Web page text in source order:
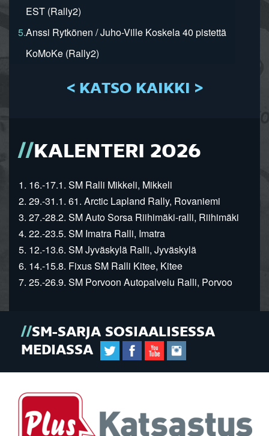
EST (Rally2)
5.Anssi Rytkönen / Juho-Ville Koskela 40 pistettä
KoMoKe (Rally2)
< KATSO KAIKKI >
KALENTERI 2026
1. 16.-17.1. SM Ralli Mikkeli, Mikkeli
2. 29.-31.1. 61. Arctic Lapland Rally, Rovaniemi
3. 27.-28.2. SM Auto Sorsa Riihimäki-ralli, Riihimäki
4. 22.-23.5. SM Imatra Ralli, Imatra
5. 12.-13.6. SM Jyväskylä Ralli, Jyväskylä
6. 14.-15.8. Fixus SM Ralli Kitee, Kitee
7. 25.-26.9. SM Porvoon Autopalvelu Ralli, Porvoo
SM-SARJA SOSIAALISESSA
MEDIASSA